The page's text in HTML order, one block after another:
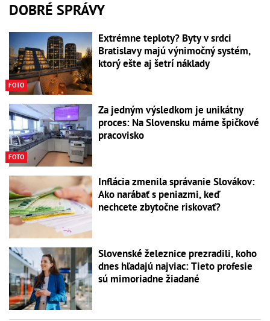
DOBRÉ SPRÁVY
FOTO
Extrémne teploty? Byty v srdci
Bratislavy majú výnimočný systém,
ktorý ešte aj šetrí náklady
FOTO
Za jedným výsledkom je unikátny
proces: Na Slovensku máme špičkové
pracovisko
Inflácia zmenila správanie Slovákov:
Ako narábať s peniazmi, keď
nechcete zbytočne riskovať?
Slovenské železnice prezradili, koho
dnes hľadajú najviac: Tieto profesie
sú mimoriadne žiadané